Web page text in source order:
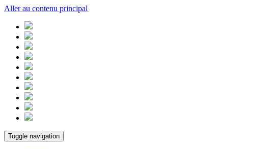
Aller au contenu principal
Toggle navigation